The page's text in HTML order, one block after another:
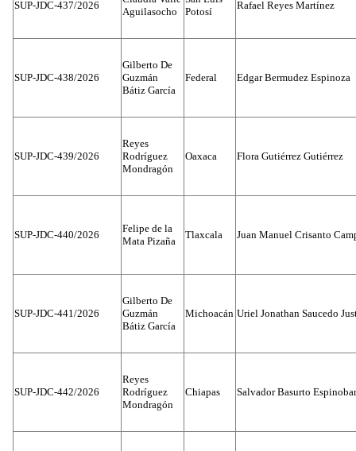
SUP-JDC-437/2026
Aguilasocho
Potosí
Rafael Reyes Martínez
SUP-JDC-438/2026
Gilberto De
Guzmán
Bátiz García
Federal Edgar Bermudez Espinoza
SUP-JDC-439/2026
Reyes
Rodríguez
Mondragón
Oaxaca Flora Gutiérrez Gutiérrez
SUP-JDC-440/2026
Felipe de la
Mata Pizaña
Tlaxcala Juan Manuel Crisanto
SUP-JDC-441/2026
Gilberto De
Guzmán
Bátiz García
Michoacán Uriel Jonathan Saucedo
SUP-JDC-442/2026
Reyes
Rodríguez
Mondragón
Chiapas Salvador Basurto